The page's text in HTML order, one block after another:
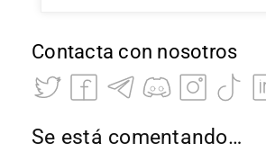
Contacta con nosotros
Se está comentando…